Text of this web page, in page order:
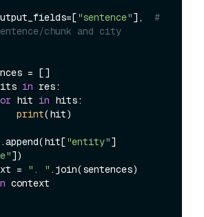
output_fields=[
"sentence"], #
chunk and city
in res:
hit in hits:
print(hit)
"entity"]
])
=
". " .join(sentences)
context